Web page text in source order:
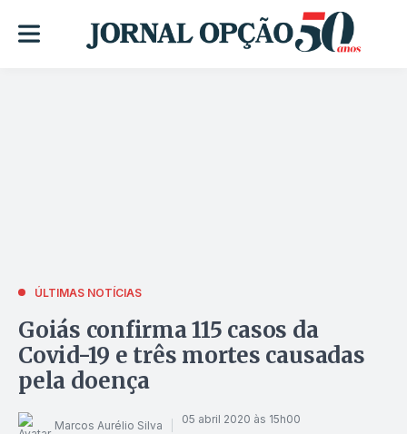
ÚLTIMAS NOTÍCIAS
Goiás confirma 115 casos da
Covid-19 e três mortes causadas
pela doença
Marcos Aurélio Silva 05 abril 2020 às 15h00